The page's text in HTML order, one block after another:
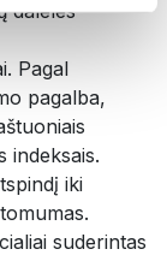
daleles
Pagal
pagalba,
indeksais.
iki
suderintas